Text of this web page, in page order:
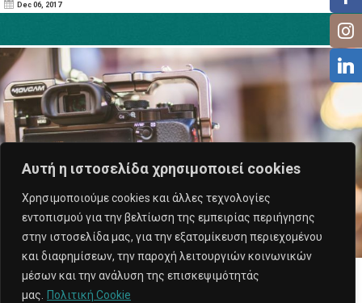
Αυτή η ιστοσελίδα χρησιμοποιεί cookies
Χρησιμοποιούμε cookies και άλλες τεχνολογίες
εντοπισμού για την βελτίωση της εμπειρίας περιήγησης
στην ιστοσελίδα μας, για την εξατομίκευση περιεχομένου
και διαφημίσεων, την παροχή λειτουργιών κοινωνικών
μέσων και την ανάλυση της επισκεψιμότητάς
μας.
Πολιτική Cookie
Dec 06, 2017
Back-stage photos from music video-clips productions